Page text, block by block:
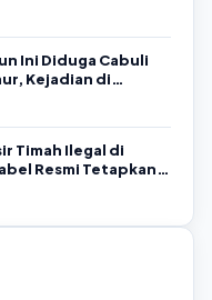
Ini Diduga Cabuli
Kejadian di
Timah Ilegal di
Resmi Tetapkan 4